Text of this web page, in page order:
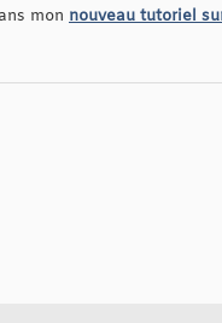
mon nouveau tutoriel